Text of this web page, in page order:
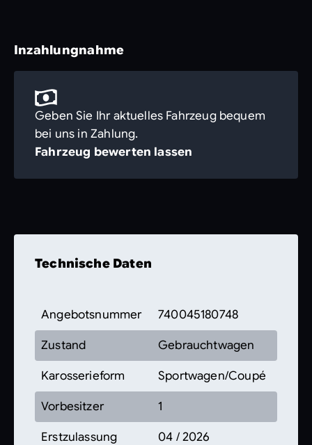
Inzahlungnahme
Geben Sie Ihr aktuelles Fahrzeug bequem
bei uns in Zahlung.
Fahrzeug bewerten lassen
Technische Daten
Angebotsnummer 740045180748
Zustand Gebrauchtwagen
Karosserieform Sportwagen/Coupé
Vorbesitzer 1
Erstzulassung 04 / 2026